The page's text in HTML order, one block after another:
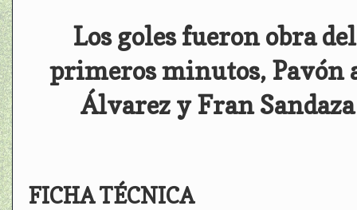
Los goles fueron obra
primeros minutos, Pavón
Álvarez y Fran
FICHA TÉCNICA